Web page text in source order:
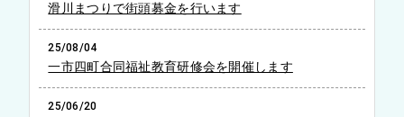
滑川まつりで街頭募金を行います
25/08/04
一市四町合同福祉教育研修会を開催します
25/06/20